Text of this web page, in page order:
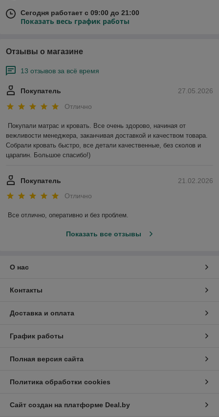
Сегодня работает с 09:00 до 21:00
Показать весь график работы
Отзывы о магазине
13 отзывов за всё время
27.05.2026
Покупатель
Отлично
Покупали матрас и кровать. Все очень здорово, начиная от
вежливости менеджера, заканчивая доставкой и качеством товара.
Собрали кровать быстро, все детали качественные, без сколов и
царапин. Большое спасибо!)
21.02.2026
Покупатель
Отлично
Все отлично, оперативно и без проблем.
Показать все отзывы
О нас
Контакты
Доставка и оплата
График работы
Полная версия сайта
Политика обработки cookies
Сайт создан на платформе Deal.by